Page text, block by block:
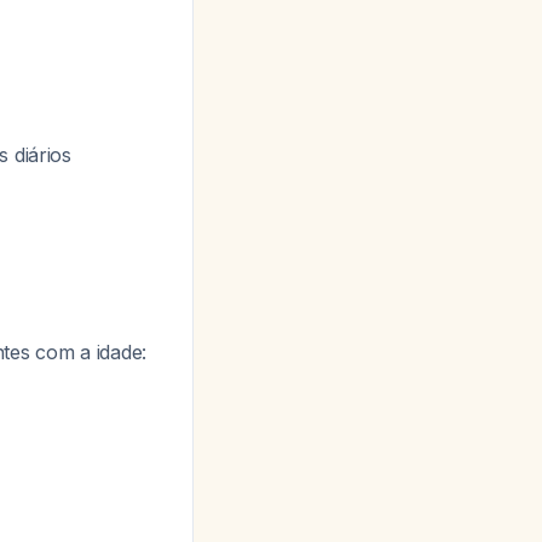
diários
com a idade: